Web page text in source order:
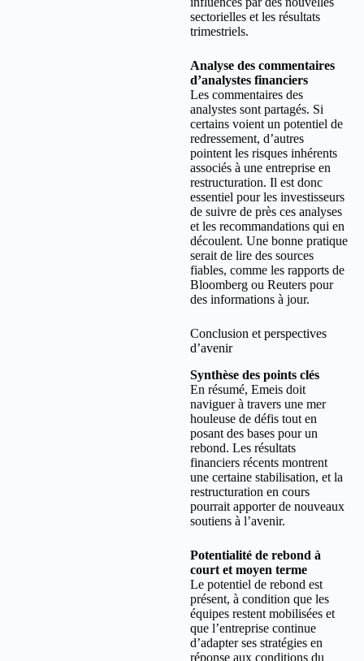
sectorielles et les résultats
trimestriels.
Analyse des commentaires
d’analystes financiers
Les commentaires des
analystes sont partagés. Si
certains voient un potentiel de
redressement, d’autres
pointent les risques inhérents
associés à une entreprise en
restructuration. Il est donc
essentiel pour les investisseurs
de suivre de près ces analyses
et les recommandations qui en
découlent. Une bonne pratique
serait de lire des sources
fiables, comme les rapports de
Bloomberg ou Reuters pour
des informations à jour.
Conclusion et perspectives
d’avenir
Synthèse des points clés
En résumé, Emeis doit
naviguer à travers une mer
houleuse de défis tout en
posant des bases pour un
rebond. Les résultats
financiers récents montrent
une certaine stabilisation, et la
restructuration en cours
pourrait apporter de nouveaux
soutiens à l’avenir.
Potentialité de rebond à
court et moyen terme
Le potentiel de rebond est
présent, à condition que les
équipes restent mobilisées et
que l’entreprise continue
d’adapter ses stratégies en
réponse aux conditions du